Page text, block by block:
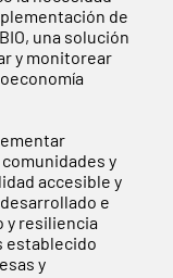
de
una solución
y monitorear
y
accesible y
e
y resiliencia
establecido
y